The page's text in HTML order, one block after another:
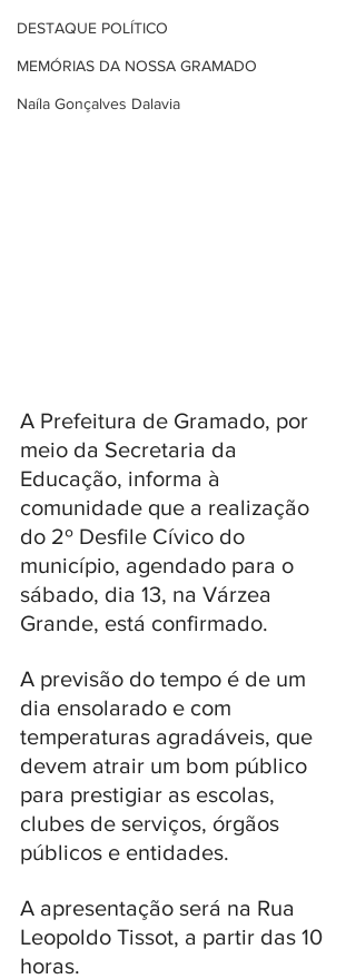
DESTAQUE POLÍTICO
MEMÓRIAS DA NOSSA GRAMADO
Naíla Gonçalves Dalavia
A Prefeitura de Gramado, por
meio da Secretaria da
Educação, informa à
comunidade que a realização
do 2º Desfile Cívico do
município, agendado para o
sábado, dia 13, na Várzea
Grande, está confirmado.
A previsão do tempo é de um
dia ensolarado e com
temperaturas agradáveis, que
devem atrair um bom público
para prestigiar as escolas,
clubes de serviços, órgãos
públicos e entidades.
A apresentação será na Rua
Leopoldo Tissot, a partir das 10
horas.